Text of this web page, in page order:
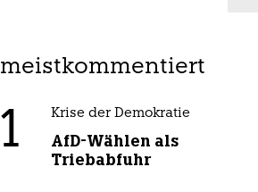
meistkommentiert
1 Krise der Demokratie
AfD-Wählen als
Triebabfuhr